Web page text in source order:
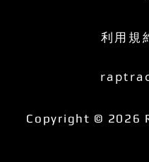
利用規
Copyright © 2026